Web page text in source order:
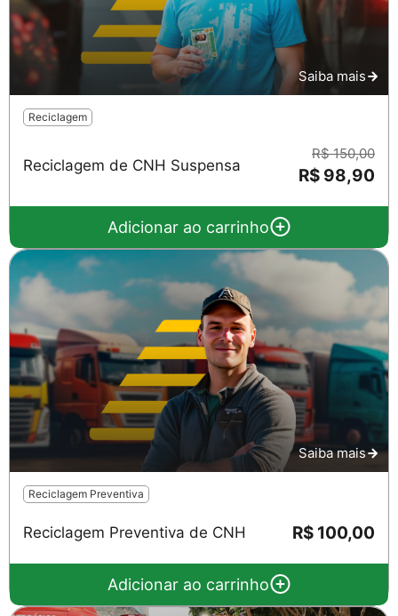
Saiba mais
Reciclagem
Reciclagem de CNH Suspensa
R$ 150,00
R$ 98,90
Adicionar ao carrinho
Saiba mais
Reciclagem Preventiva
Reciclagem Preventiva de CNH R$ 100,00
Adicionar ao carrinho